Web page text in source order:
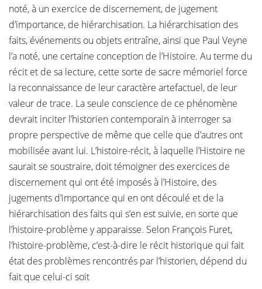
noté, à un exercice de discernement, de jugement
d’importance, de hiérarchisation. La hiérarchisation des
faits, événements ou objets entraîne, ainsi que Paul Veyne
l’a noté, une certaine conception de l’Histoire. Au terme du
récit et de sa lecture, cette sorte de sacre mémoriel force
la reconnaissance de leur caractère artefactuel, de leur
valeur de trace. La seule conscience de ce phénomène
devrait inciter l’historien contemporain à interroger sa
propre perspective de même que celle que d’autres ont
mobilisée avant lui. L’histoire-récit, à laquelle l’Histoire ne
saurait se soustraire, doit témoigner des exercices de
discernement qui ont été imposés à l’Histoire, des
jugements d’importance qui en ont découlé et de la
hiérarchisation des faits qui s’en est suivie, en sorte que
l’histoire-problème y apparaisse. Selon François Furet,
l’histoire-problème, c’est-à-dire le récit historique qui fait
état des problèmes rencontrés par l’historien, dépend du
fait que celui-ci soit